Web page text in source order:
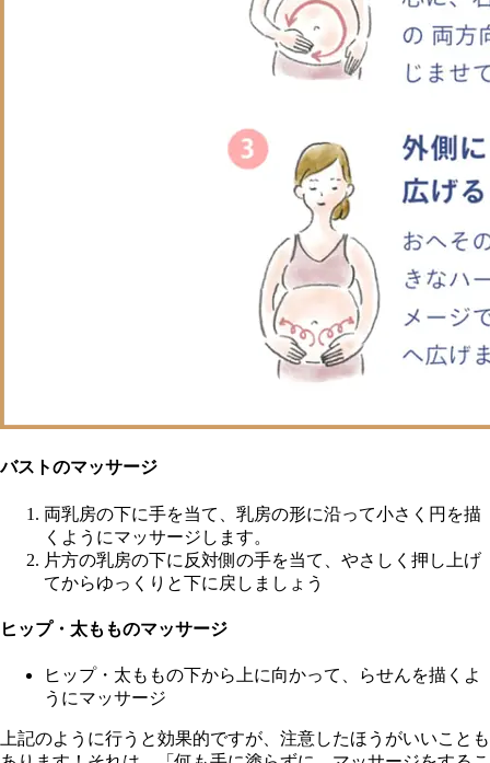
バストのマッサージ
両乳房の下に手を当て、乳房の形に沿って小さく円を描
くようにマッサージします。
片方の乳房の下に反対側の手を当て、やさしく押し上げ
てからゆっくりと下に戻しましょう
ヒップ・太もものマッサージ
ヒップ・太ももの下から上に向かって、らせんを描くよ
うにマッサージ
上記のように行うと効果的ですが、注意したほうがいいことも